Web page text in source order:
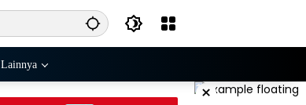
Lainnya
×